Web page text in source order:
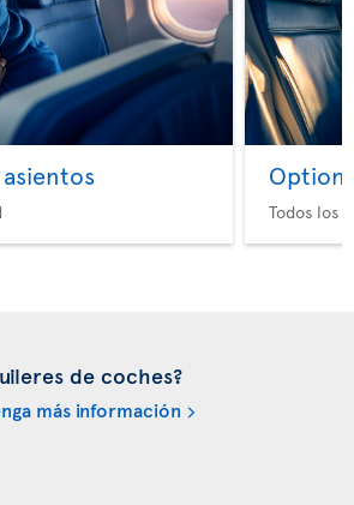
Option
Todos los
de coches?
más información